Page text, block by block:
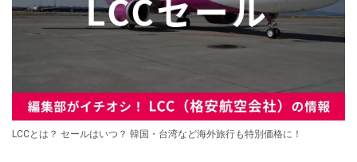
LCCとは？ セールはいつ？ 韓国・台湾など海外旅行も特別価格に！